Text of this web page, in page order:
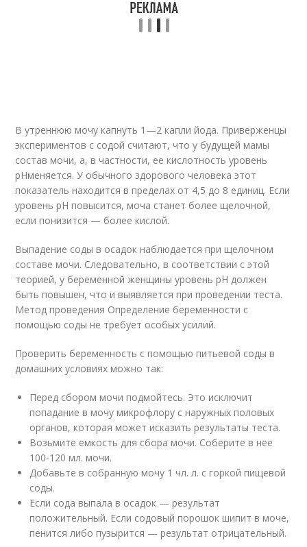
В утреннюю мочу капнуть 1—2 капли йода. Приверженцы
экспериментов с содой считают, что у будущей мамы
состав мочи, а, в частности, ее кислотность уровень
pHменяется. У обычного здорового человека этот
показатель находится в пределах от 4,5 до 8 единиц. Если
уровень pH повысится, моча станет более щелочной,
если понизится — более кислой.
Выпадение соды в осадок наблюдается при щелочном
составе мочи. Следовательно, в соответствии с этой
теорией, у беременной женщины уровень pH должен
быть повышен, что и выявляется при проведении теста.
Метод проведения Определение беременности с
помощью соды не требует особых усилий.
Проверить беременность с помощью питьевой соды в
домашних условиях можно так:
Перед сбором мочи подмойтесь. Это исключит
попадание в мочу микрофлору с наружных половых
органов, которая может исказить результаты теста.
Возьмите емкость для сбора мочи. Соберите в нее
100-120 мл. мочи.
Добавьте в собранную мочу 1 чл. л. с горкой пищевой
соды.
Если сода выпала в осадок — результат
положительный. Если содовый порошок шипит в моче,
пенится либо пузырится — результат отрицательный.